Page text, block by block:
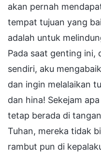
akan pernah
tempat tujuan yang
adalah untuk
Pada saat genting ini,
sendiri, aku
dan ingin melalaikan
dan hina! Sekejam
tetap berada di
Tuhan, mereka tidak
rambut pun di